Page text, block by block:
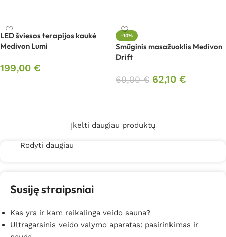
LED šviesos terapijos kaukė
Medivon Lumi
199,00 €
-10%
Smūginis masažuoklis Medivon
Drift
69,00€ 62,10 €
Įkelti daugiau produktų
Rodyti daugiau
Susiję straipsniai
Kas yra ir kam reikalinga veido sauna?
Ultragarsinis veido valymo aparatas: pasirinkimas ir